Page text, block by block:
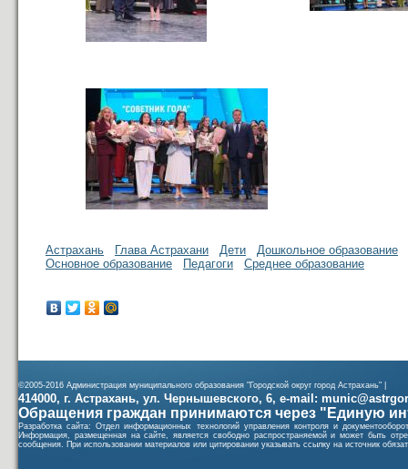
Астрахань Глава Астрахани Дети
Дошкольное образование
Основное образование
Педагоги Среднее образование
©2005-2016 Администрация муниципального образования "Городской округ город Астрахань" |
414000, г. Астрахань, ул. Чернышевского, 6, e-mail:
Обращения граждан принимаются через "Единую
Разработка сайта: Отдел информационных технологий управления контроля и
Информация, размещенная на сайте, является свободно распространяемой и может быть
сообщения. При использовании материалов или цитировании указывать ссылку на источник